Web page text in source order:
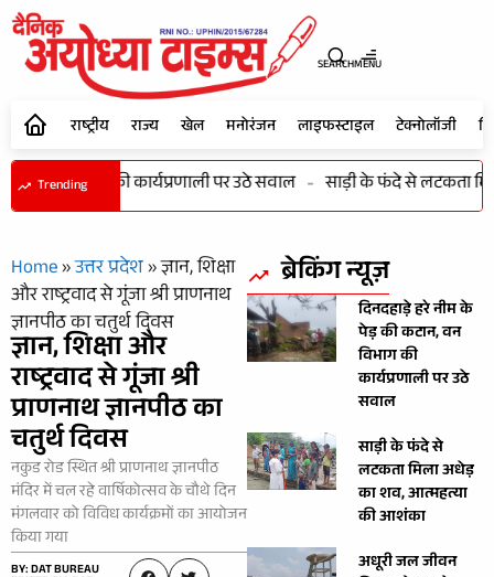
SEARCHMENU
राष्ट्रीय राज्य खेल मनोरंजन लाइफस्टाइल टेक्नोलॉजी
Trending
वन विभाग की कार्यप्रणाली पर उठे सवाल साड़ी के फंदे से लटकता
Home»उत्तर प्रदेश»ज्ञान, शिक्षा
और राष्ट्रवाद से गूंजा श्री प्राणनाथ
ज्ञानपीठ का चतुर्थ दिवस
ज्ञान, शिक्षा और
राष्ट्रवाद से गूंजा श्री
प्राणनाथ ज्ञानपीठ का
चतुर्थ दिवस
नकुड रोड स्थित श्री प्राणनाथ ज्ञानपीठ
मंदिर में चल रहे वार्षिकोत्सव के चौथे दिन
मंगलवार को विविध कार्यक्रमों का आयोजन
किया गया
BY: DAT BUREAU
ब्रेकिंग न्यूज़
दिनदहाड़े हरे नीम के
पेड़ की कटान, वन
विभाग की
कार्यप्रणाली पर उठे
सवाल
साड़ी के फंदे से
लटकता मिला अधेड़
का शव, आत्महत्या
की आशंका
अधूरी जल जीवन